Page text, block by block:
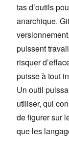
tas d’outils
anarchique.
puissent
risquer
puisse à tout
Un outil
utiliser, qui
de figurer sur
que les